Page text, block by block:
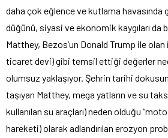
daha çok eğlence ve kutlama havasında
düğünü, siyasi ve ekonomik kaygıları da
Matthey, Bezos’un Donald Trump ile
ticaret devi) gibi temsil ettiği değerler
olumsuz yaklaşıyor. Şehrin tarihi
taşıyan Matthey, mega yatların ve su
kullanılan su araçları) neden olduğu
hareketi) olarak adlandırılan erozyon